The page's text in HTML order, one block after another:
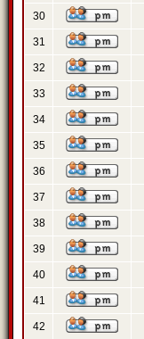
30
31
32
33
34
35
36
37
38
39
40
41
42